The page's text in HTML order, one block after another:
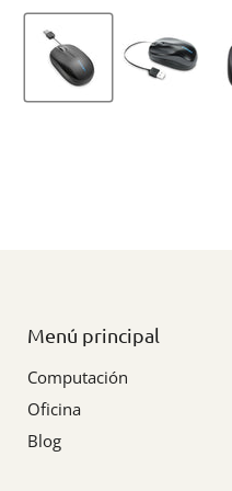
Menú principal
Computación
Oficina
Blog